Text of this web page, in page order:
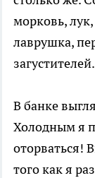
морковь,
лаврушка,
загустителей.
В банке
Холодным я
оторваться!
того как я